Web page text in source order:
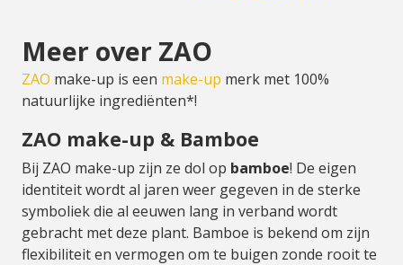
Meer over ZAO
ZAO make-up is een make-up merk met 100%
natuurlijke ingrediënten*!
ZAO make-up & Bamboe
Bij ZAO make-up zijn ze dol op bamboe! De eigen
identiteit wordt al jaren weer gegeven in de sterke
symboliek die al eeuwen lang in verband wordt
gebracht met deze plant. Bamboe is bekend om zijn
flexibiliteit en vermogen om te buigen zonde rooit te